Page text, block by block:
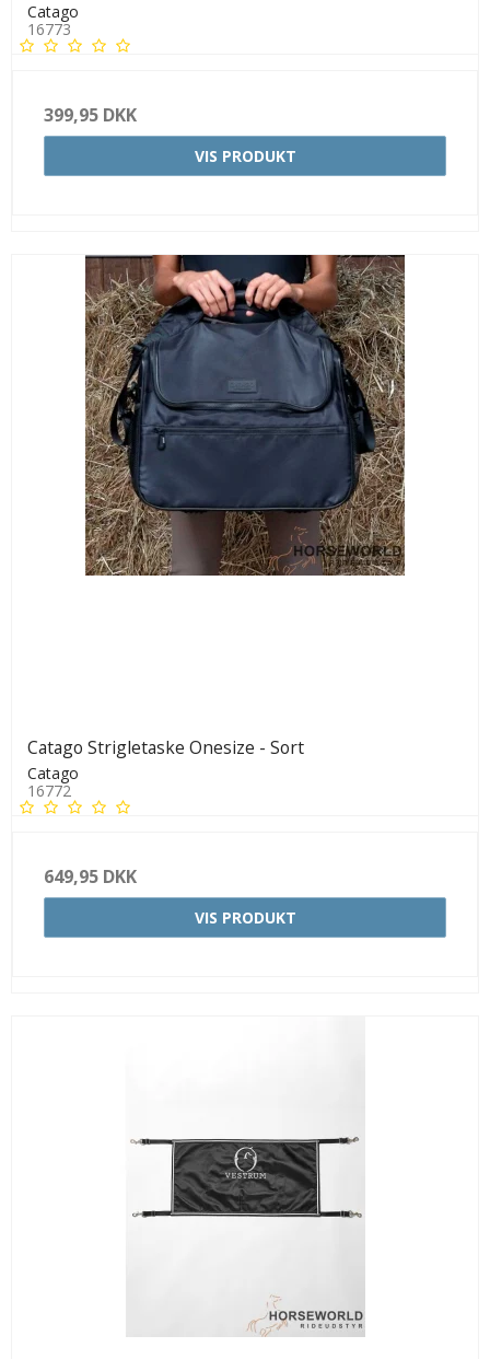
Catago
16773
399,95 DKK
VIS PRODUKT
Catago Strigletaske Onesize - Sort
Catago
16772
649,95 DKK
VIS PRODUKT